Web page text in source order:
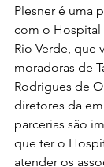
Plesner é uma
com o Hospital
Rio Verde, que
moradoras de
Rodrigues de
diretores da
parcerias são
que ter o
atender os